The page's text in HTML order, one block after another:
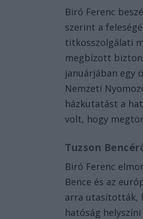
Biró Ferenc
szerint a
titkosszolgálati
megbízott
januárjában egy
Nemzeti
házkutatást a
volt, hogy
Tuzson
Biró Ferenc
Bence és az
arra utasították,
hatóság